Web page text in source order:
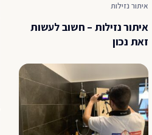
איתור נזילות
איתור נזילות – חשוב לעשות
זאת נכון